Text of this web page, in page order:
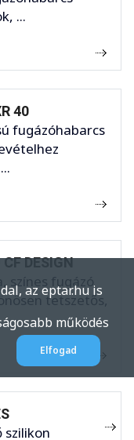
...
40
fugázóhabarcs
DESIGN
színes fugázó
tetszetős,
az eptar.hu is
működés
Elfogad